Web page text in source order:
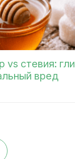
vs стевия:
вред